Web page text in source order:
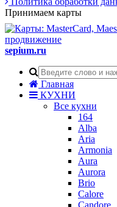
Принимаем карты
продвижение
sepium.ru
Главная
КУХНИ
Все кухни
164
Alba
Aria
Armonia
Aura
Aurora
Brio
Calore
Candore